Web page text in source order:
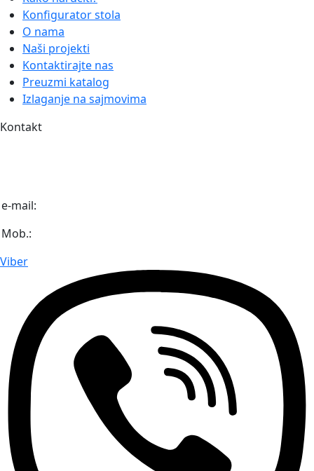
Konfigurator stola
O nama
Naši projekti
Kontaktirajte nas
Preuzmi katalog
Izlaganje na sajmovima
Kontakt
e-mail:
Mob.:
Viber